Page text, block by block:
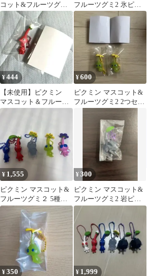
コット&フルーツグミ2
アクリルキーホルダー
2個セット
フルーツグミ2 氷ピク
ミン ストラップ キーホ
ルダー
¥444
【未使用】ピクミン
マスコット＆フルーツ
グミ2 赤ピクミン
¥600
ピクミン マスコット&
フルーツグミ2 2つセッ
¥ 1,555
ピクミン マスコット&
フルーツグミ２ 5種セ
ット
¥300
ピクミン マスコット&
フルーツグミ2 岩ピク
ミン キーホルダー
¥350 ¥ 1,999